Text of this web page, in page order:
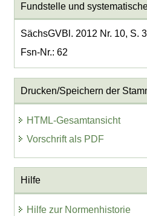
Fundstelle und
SächsGVBl. 2012 Nr. 10, S.
Fsn-Nr.: 62
Drucken/Speichern der
HTML-Gesamtansicht
Vorschrift als PDF
Hilfe
Hilfe zur Normenhistorie